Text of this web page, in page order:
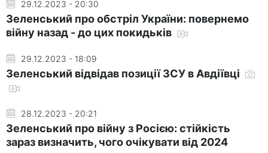
29.12.2023 - 20:30
Зеленський про обстріл України: повернемо
війну назад - до цих покидьків
29.12.2023 - 18:09
Зеленський відвідав позиції ЗСУ в Авдіївці
28.12.2023 - 20:21
Зеленський про війну з Росією: стійкість
зараз визначить, чого очікувати від 2024